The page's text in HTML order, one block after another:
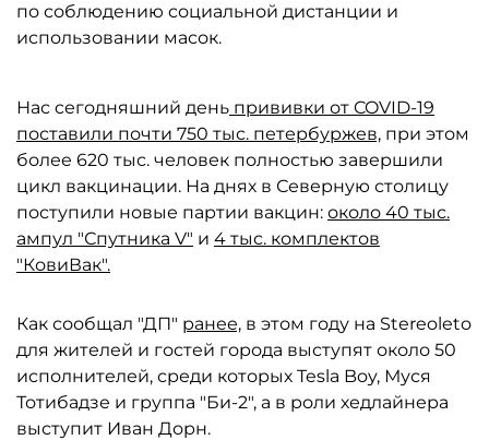
по соблюдению социальной дистанции и
использовании масок.
Нас cегодняшний день прививки от COVID-19
поставили почти 750 тыс. петербуржев, при этом
более 620 тыс. человек полностью завершили
цикл вакцинации. На днях в Северную столицу
поступили новые партии вакцин: около 40 тыс.
ампул "Спутника V" и 4 тыс. комплектов
"КовиВак".
Как сообщал "ДП" ранее, в этом году на Stereoleto
для жителей и гостей города выступят около 50
исполнителей, среди которых Tesla Boy, Муся
Тотибадзе и группа "Би-2", а в роли хедлайнера
выступит Иван Дорн.